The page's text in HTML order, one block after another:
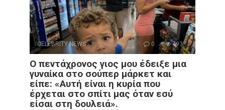
CELEBRITY NEWS 0 493
Ο πεντάχρονος γιος μου έδειξε μια
γυναίκα στο σούπερ μάρκετ και
είπε: «Αυτή είναι η κυρία που
έρχεται στο σπίτι μας όταν εσύ
είσαι στη δουλειά».